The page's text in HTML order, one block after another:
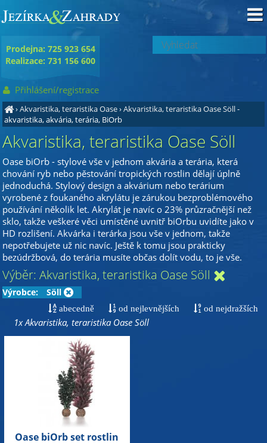
›Akvaristika, teraristika Oase›Akvaristika, teraristika Oase Söll-
akvaristika, akvária, terária, BiOrb
Akvaristika, teraristika Oase Söll
Oase biOrb - stylové vše v jednom akvária a terária, která
chování ryb nebo pěstování tropických rostlin dělají úplně
jednoduchá. Stylový design a akvárium nebo terárium
vyrobené z foukaného akrylátu je zárukou bezproblémového
používání několik let. Akrylát je navíc o 23% průzračnější než
sklo, takže veškeré věci umístěné uvnitř biOrbu uvidíte jako v
HD rozlišení. Akvárka i terárka jsou vše v jednom, takže
nepotřebujete už nic navíc. Ještě k tomu jsou prakticky
bezúdržbová, do terária musíte občas dolít vodu, to je vše.
Výběr: Akvaristika, teraristika Oase Söll
Výrobce: Söll
abecedně od nejlevnějších od nejdražších
1x Akvaristika, teraristika Oase Söll
Oase biOrb set rostlin
Prodejna: 725 923 654
Realizace: 731 156 600
Přihlášení/registrace